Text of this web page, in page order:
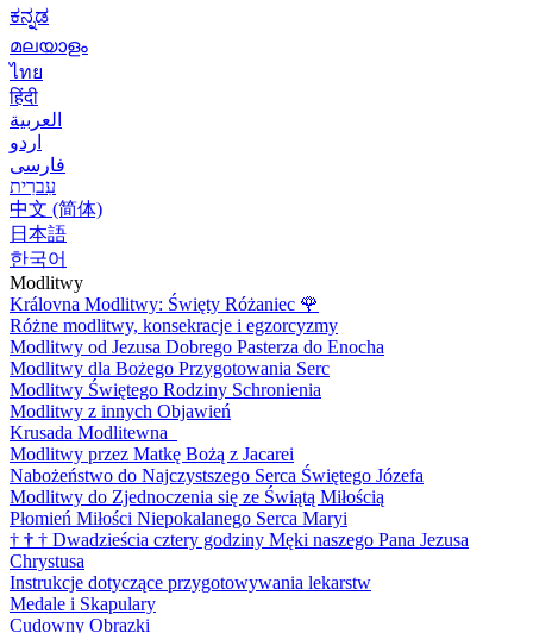
ಕನ್ನಡ
മലയാളം
ไทย
हिंदी
العربية
اردو
فارسی
עִברִית
中文 (简体)
日本語
한국어
Modlitwy
Královna Modlitwy: Święty Różaniec 🌹
Różne modlitwy, konsekracje i egzorcyzmy
Modlitwy od Jezusa Dobrego Pasterza do Enocha
Modlitwy dla Bożego Przygotowania Serc
Modlitwy Świętego Rodziny Schronienia
Modlitwy z innych Objawień
Krusada Modlitewna
Modlitwy przez Matkę Bożą z Jacarei
Nabożeństwo do Najczystszego Serca Świętego Józefa
Modlitwy do Zjednoczenia się ze Świątą Miłością
Płomień Miłości Niepokalanego Serca Maryi
† † † Dwadzieścia cztery godziny Męki naszego Pana Jezusa
Chrystusa
Instrukcje dotyczące przygotowywania lekarstw
Medale i Skapulary
Cudowny Obrazki